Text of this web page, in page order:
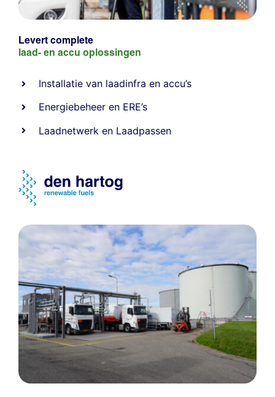
Levert complete
laad- en accu oplossingen
Installatie van laadinfra en accu’s
Energiebeheer en ERE’s
Laadnetwerk en Laadpassen